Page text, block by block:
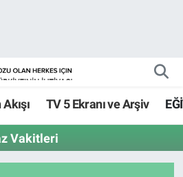
TV 5 Ekranı ve Arşiv
Vakitleri